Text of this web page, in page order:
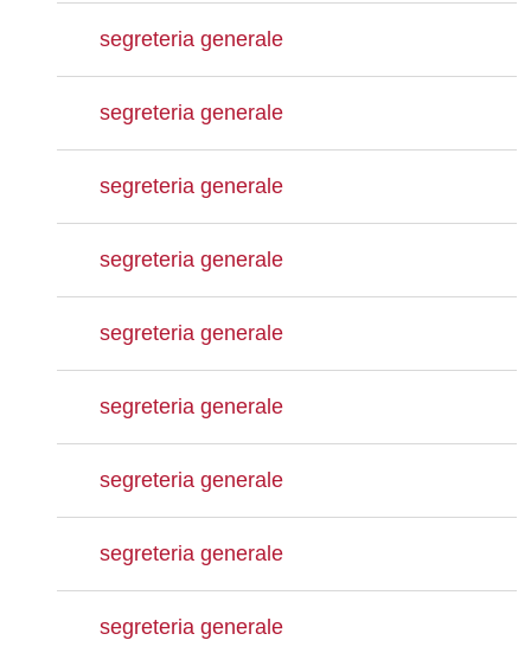
segreteria generale
segreteria generale
segreteria generale
segreteria generale
segreteria generale
segreteria generale
segreteria generale
segreteria generale
segreteria generale